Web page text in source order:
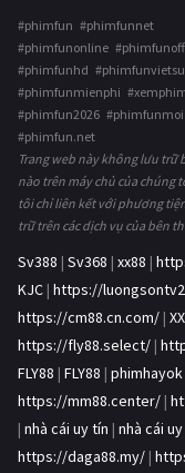
#phimfun #phimfunnet
#phimfunonline
#phimfunhd
#phimfunmienphi
#phimfun2026 #phimfunmoi
#phimfun.net
Trang web này không lưu trữ
nào trên máy chủ của chúng
tôi chỉ liên kết với phương
trữ trên các dịch vụ của bên
Sv388 | Sv368 | xx88 |
KJC | https://
https://cm88.cn.com/ |
https://fly88.select/ |
FLY88 | FLY88 | phimhayok
https://mm88.center/ |
| nhà cái uy tín | nhà cái
https://daga88.my/ |